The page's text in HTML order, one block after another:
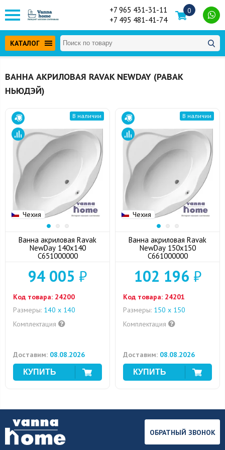
+7 965 431-31-11
+7 495 481-41-74
0
КАТАЛОГ
ВАННА АКРИЛОВАЯ RAVAK NEWDAY (РАВАК
НЬЮДЭЙ)
Чехия
В наличии
Ванна акриловая Ravak
NewDay 140x140
C651000000
94 005 ₽
Код товара: 24200
Размеры: 140 x 140
Комплектация
Доставим: 08.08.2026
Чехия
В наличии
Ванна акриловая Ravak
NewDay 150x150
C661000000
102 196 ₽
Код товара: 24201
Размеры: 150 x 150
Комплектация
Доставим: 08.08.2026
ОБРАТНЫЙ ЗВОНОК